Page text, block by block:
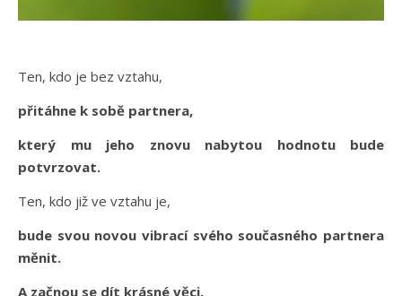
Ten, kdo je bez vztahu,
přitáhne k sobě partnera,
který mu jeho znovu nabytou hodnotu bude
potvrzovat.
Ten, kdo již ve vztahu je,
bude svou novou vibrací svého současného partnera
měnit.
A začnou se dít krásné věci,